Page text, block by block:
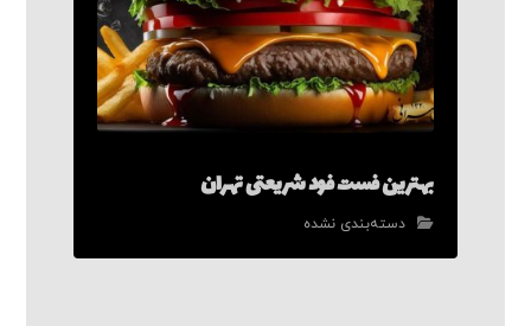
بهترین فست فود شریعتی تهران
دسته‌بندی نشده